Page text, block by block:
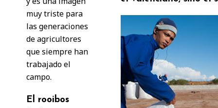
muy triste para
las generaciones
de agricultores
que siempre han
trabajado el
campo.
El rooibos